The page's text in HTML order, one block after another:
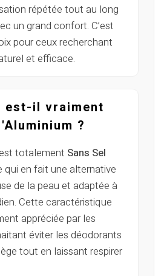
répétée tout au long
un grand confort. C’est
pour ceux recherchant
et efficace.
est-il vraiment
?
totalement Sans Sel
qui en fait une alternative
de la peau et adaptée à
Cette caractéristique
appréciée par les
éviter les déodorants
tout en laissant respirer